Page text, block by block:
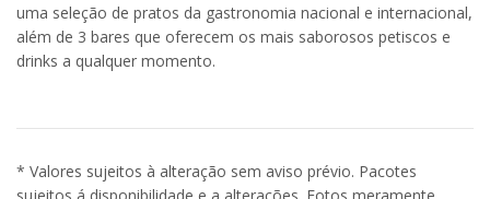
uma seleção de pratos da gastronomia nacional e internacional,
além de 3 bares que oferecem os mais saborosos petiscos e
drinks a qualquer momento.
* Valores sujeitos à alteração sem aviso prévio. Pacotes